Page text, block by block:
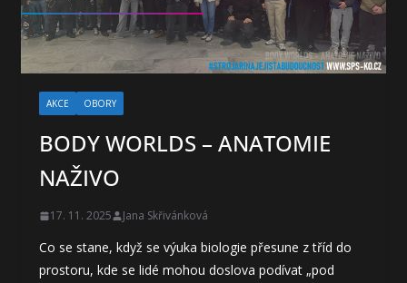
AKCE OBORY
BODY WORLDS – ANATOMIE
NAŽIVO
17. 11. 2025 Jana Skřivánková
Co se stane, když se výuka biologie přesune z tříd do
prostoru, kde se lidé mohou doslova podívat „pod